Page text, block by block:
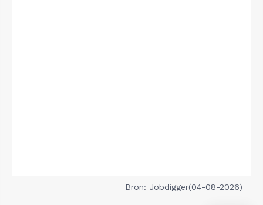
Bron: Jobdigger(04-08-2026)